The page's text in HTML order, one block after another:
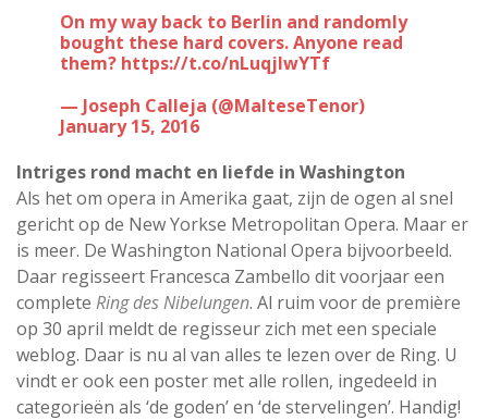
On my way back to Berlin and randomly
bought these hard covers. Anyone read
them? https://t.co/nLuqjlwYTf
— Joseph Calleja (@MalteseTenor)
January 15, 2016
Intriges rond macht en liefde in Washington
Als het om opera in Amerika gaat, zijn de ogen al snel
gericht op de New Yorkse Metropolitan Opera. Maar er
is meer. De Washington National Opera bijvoorbeeld.
Daar regisseert Francesca Zambello dit voorjaar een
complete Ring des Nibelungen. Al ruim voor de première
op 30 april meldt de regisseur zich met een speciale
weblog. Daar is nu al van alles te lezen over de Ring. U
vindt er ook een poster met alle rollen, ingedeeld in
categorieën als ‘de goden’ en ‘de stervelingen’. Handig!